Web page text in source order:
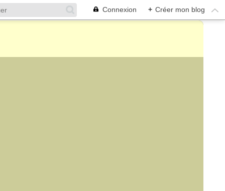
Connexion + Créer mon blog